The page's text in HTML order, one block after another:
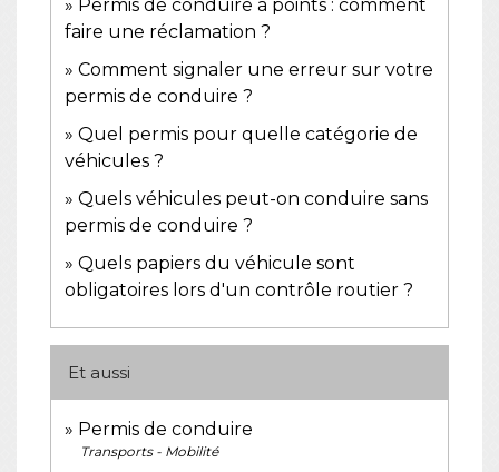
Permis de conduire à points : comment
faire une réclamation ?
Comment signaler une erreur sur votre
permis de conduire ?
Quel permis pour quelle catégorie de
véhicules ?
Quels véhicules peut-on conduire sans
permis de conduire ?
Quels papiers du véhicule sont
obligatoires lors d'un contrôle routier ?
Et aussi
Permis de conduire
Transports - Mobilité